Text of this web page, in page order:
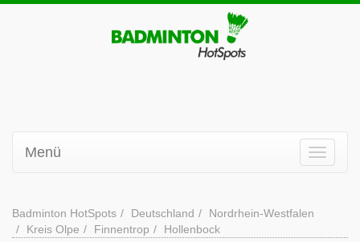
Menü
Badminton HotSpots Deutschland
Nordrhein-Westfalen
Kreis Olpe
Finnentrop Hollenbock